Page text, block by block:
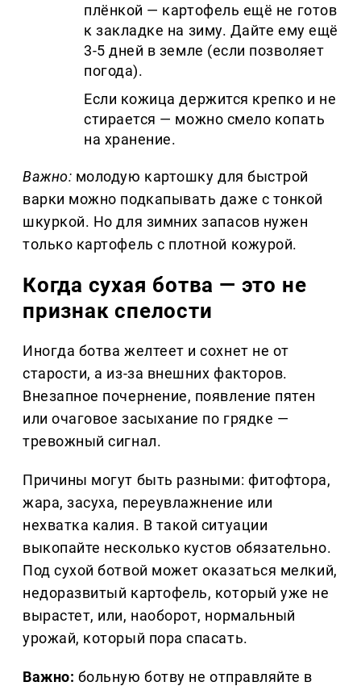
плёнкой — картофель ещё не готов
к закладке на зиму. Дайте ему ещё
3-5 дней в земле (если позволяет
погода).
Если кожица держится крепко и не
стирается — можно смело копать
на хранение.
Важно: молодую картошку для быстрой
варки можно подкапывать даже с тонкой
шкуркой. Но для зимних запасов нужен
только картофель с плотной кожурой.
Когда сухая ботва — это не
признак спелости
Иногда ботва желтеет и сохнет не от
старости, а из-за внешних факторов.
Внезапное почернение, появление пятен
или очаговое засыхание по грядке —
тревожный сигнал.
Причины могут быть разными: фитофтора,
жара, засуха, переувлажнение или
нехватка калия. В такой ситуации
выкопайте несколько кустов обязательно.
Под сухой ботвой может оказаться мелкий,
недоразвитый картофель, который уже не
вырастет, или, наоборот, нормальный
урожай, который пора спасать.
Важно: больную ботву не отправляйте в